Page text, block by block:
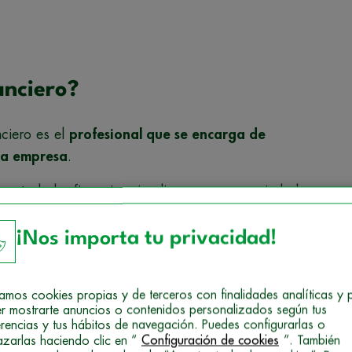
es el profesional que se encarga de
empresa.
financiero implica una gran variedad
apartado.
son de lo más variado. Ahora bien,
¡Nos importa tu privacidad!
cookies propias y de terceros con finalidades analíticas y
mostrarte anuncios o contenidos personalizados según tus
y tus hábitos de navegación. Puedes configurarlas o
haciendo clic en “ Configuración de cookies ”. También